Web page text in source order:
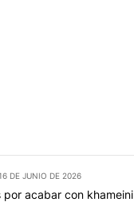
gates.
DE JUNIO DE 2026
por acabar con